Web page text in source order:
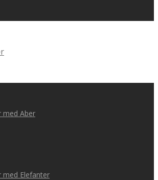
med Aber
med Elefanter